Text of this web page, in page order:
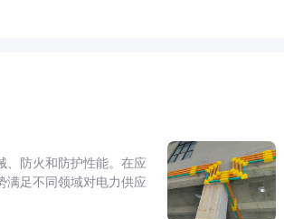
、防火和防护性能。在应
满足不同领域对电力供应